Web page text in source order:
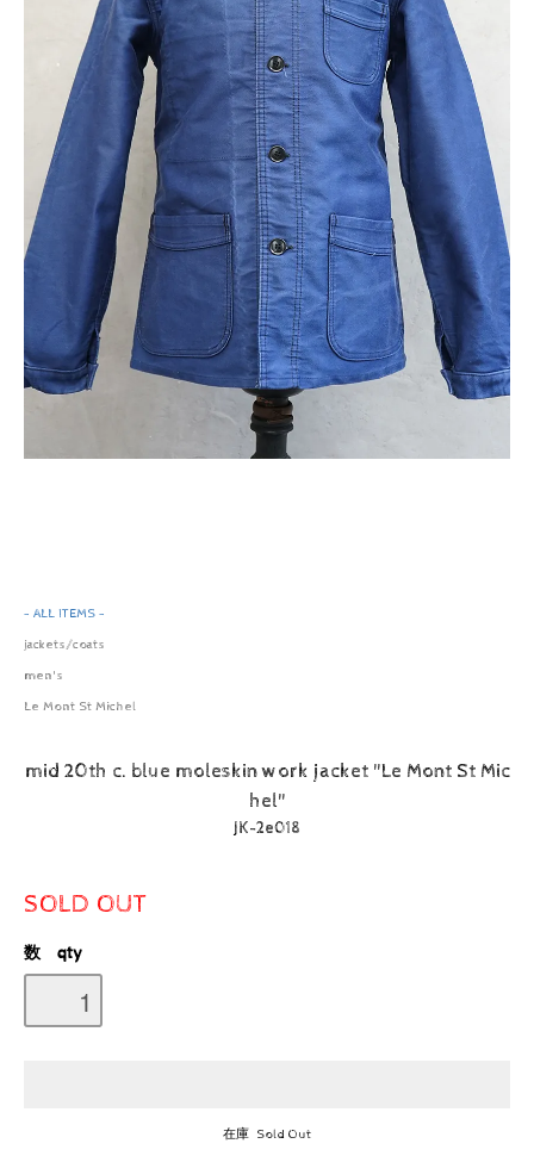
- ALL ITEMS -
jackets/coats
men's
Le Mont St Michel
mid 20th c. blue moleskin work jacket "Le Mont St Mic
hel"
JK-2e018
SOLD OUT
数 qty
在庫 Sold Out